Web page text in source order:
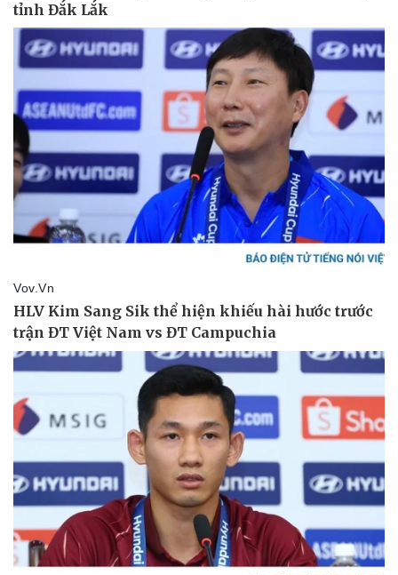
Thể thao
Bóng đá
Lịch thi đấu bóng đá
Thế giới thể thao
eSports
Ô tô - Xe máy
Ô tô
Xe máy
Tư vấn